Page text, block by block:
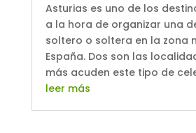
Asturias es uno de los
a la hora de organizar una
soltero o soltera en la zona
España. Dos son las
más acuden este tipo de
leer más